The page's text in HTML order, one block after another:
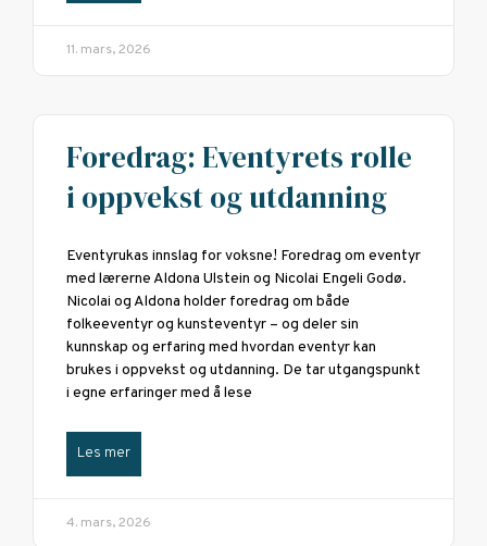
11. mars, 2026
Foredrag: Eventyrets rolle
i oppvekst og utdanning
Eventyrukas innslag for voksne! Foredrag om eventyr
med lærerne Aldona Ulstein og Nicolai Engeli Godø.
Nicolai og Aldona holder foredrag om både
folkeeventyr og kunsteventyr – og deler sin
kunnskap og erfaring med hvordan eventyr kan
brukes i oppvekst og utdanning. De tar utgangspunkt
i egne erfaringer med å lese
Les mer
4. mars, 2026